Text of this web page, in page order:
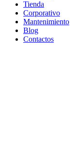
Tienda
Corporativo
Mantenimiento
Blog
Contactos